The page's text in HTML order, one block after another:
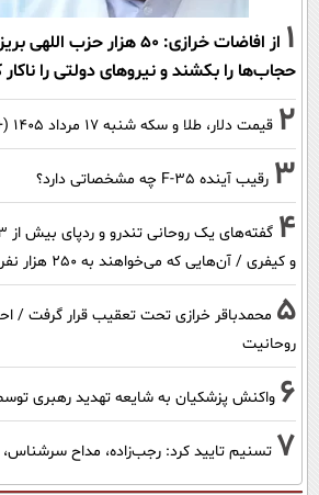
1
از افاضات خرازی: ۵۰ هزار حزب
حجاب‌ها را بکشند و نیرو‌های دولتی را ناکار
2 قیمت دلار، طلا و سکه شنبه ۱۷ مرداد ۱۴۰۵ (+جدول قیمت)
3 رقیب آینده F-35 چه مشخصاتی دارد؟
4
و کیفری / آن‌هایی که می‌خواهند به ۲۵۰ هزار نفر بپیوندند بدانند ...
5 محمدباقر خرازی تحت تعقیب قرار گرفت /
روحانیت
6 واکنش پزشکیان به شایعه تهدید رهبری
7 تسنیم تایید کرد: رجب‌زاده، مداح